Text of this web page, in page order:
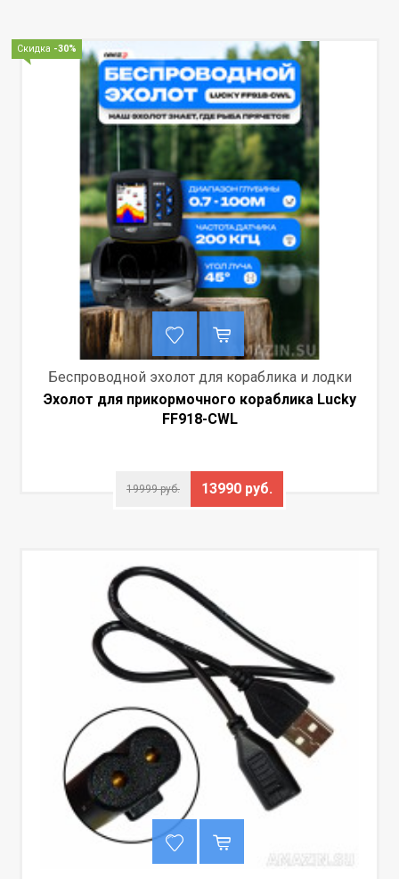
Скидка -30%
Беспроводной эхолот для кораблика и лодки
Эхолот для прикормочного кораблика Lucky
FF918-CWL
19999 руб. 13990 руб.